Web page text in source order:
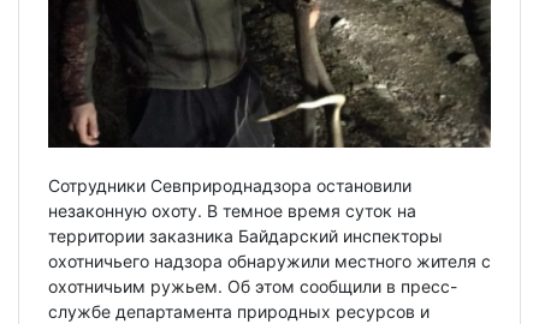
Сотрудники Севприроднадзора остановили
незаконную охоту. В темное время суток на
территории заказника Байдарский инспекторы
охотничьего надзора обнаружили местного жителя с
охотничьим ружьем. Об этом сообщили в пресс-
службе департамента природных ресурсов и